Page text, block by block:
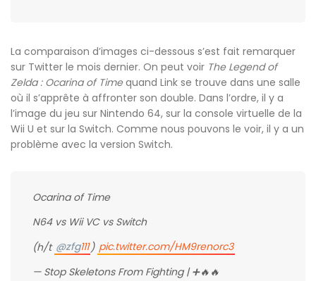
La comparaison d’images ci-dessous s’est fait remarquer
sur Twitter le mois dernier. On peut voir The Legend of
Zelda : Ocarina of Timequand Link se trouve dans une salle
où il s’apprête à affronter son double. Dans l’ordre, il y a
l’image du jeu sur Nintendo 64, sur la console virtuelle de la
Wii U et sur la Switch. Comme nous pouvons le voir, il y a un
problème avec la version Switch.
Ocarina of Time
N64 vs Wii VC vs Switch
(h/t @zfg111 ) pic.twitter.com/HM9renorc3
— Stop Skeletons From Fighting | ➕🔥🔥